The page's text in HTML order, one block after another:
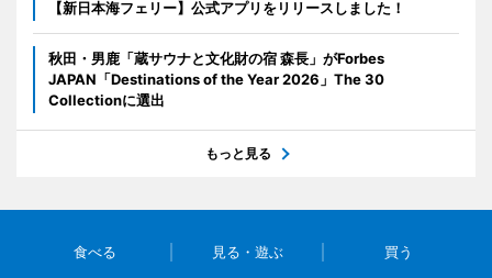
【新日本海フェリー】公式アプリをリリースしました！
秋田・男鹿「蔵サウナと文化財の宿 森長」がForbes
JAPAN「Destinations of the Year 2026」The 30
Collectionに選出
もっと見る
食べる 見る・遊ぶ 買う